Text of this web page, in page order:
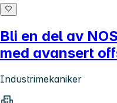
Bli en del av
med avansert
Industrimekaniker